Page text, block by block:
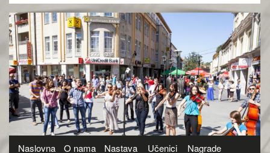
Naslovna O nama Nastava Učenici
Nagrade